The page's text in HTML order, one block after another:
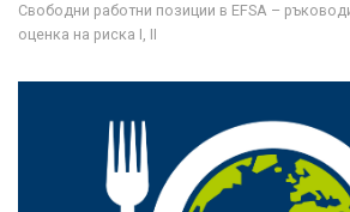
Свободни работни позиции в EFSA –
оценка на риска I, II